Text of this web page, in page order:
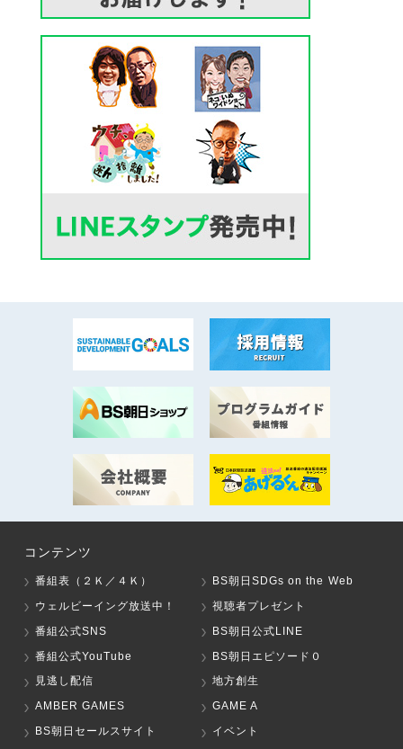
コンテンツ
番組表（２Ｋ／４Ｋ）
BS朝日SDGs on the Web
ウェルビーイング放送中！
視聴者プレゼント
番組公式SNS
BS朝日公式LINE
番組公式YouTube
BS朝日エピソード０
見逃し配信
地方創生
AMBER GAMES
GAME A
BS朝日セールスサイト
イベント